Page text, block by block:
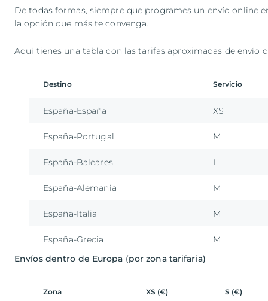
De todas formas, siempre que programes un envío online
la opción que más te convenga.
Aquí tienes una tabla con las tarifas aproximadas de envío
Destino Servicio
España-España XS
España-Portugal M
España-Baleares L
España-Alemania M
España-Italia M
España-Grecia
M
Envíos dentro de Europa (por zona tarifaria)
Zona XS (€) S (€)